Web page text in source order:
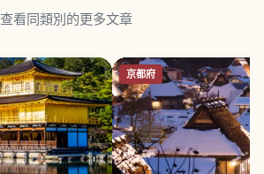
查看同類別的更多文章
京都府